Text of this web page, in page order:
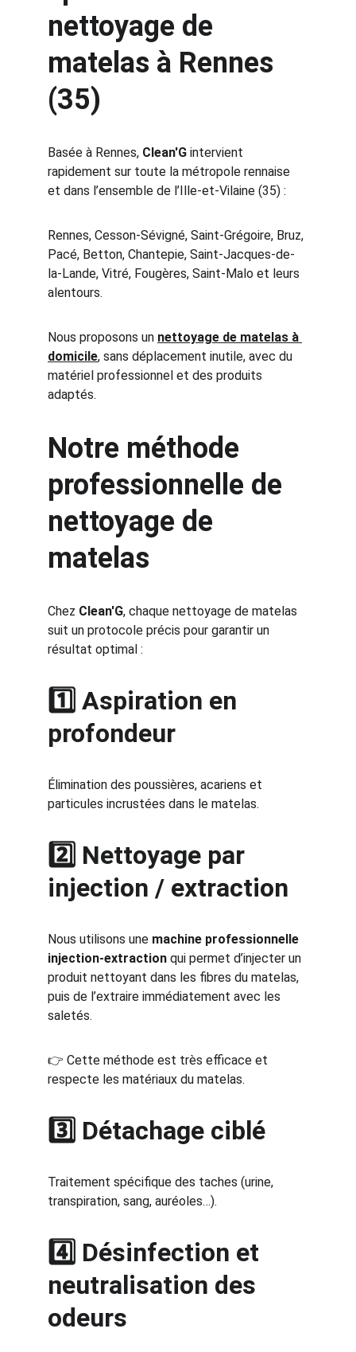
nettoyage de
matelas à Rennes
(35)
Basée à Rennes, Clean'G intervient
rapidement sur toute la métropole rennaise
et dans l’ensemble de l’Ille-et-Vilaine (35) :
Rennes, Cesson-Sévigné, Saint-Grégoire, Bruz,
Pacé, Betton, Chantepie, Saint-Jacques-de-
la-Lande, Vitré, Fougères, Saint-Malo et leurs
alentours.
Nous proposons un nettoyage de matelas à
domicile, sans déplacement inutile, avec du
matériel professionnel et des produits
adaptés.
Notre méthode
professionnelle de
nettoyage de
matelas
Chez Clean'G, chaque nettoyage de matelas
suit un protocole précis pour garantir un
résultat optimal :
1️⃣ Aspiration en
profondeur
Élimination des poussières, acariens et
particules incrustées dans le matelas.
2️⃣ Nettoyage par
injection / extraction
Nous utilisons une machine professionnelle
injection-extraction qui permet d’injecter un
produit nettoyant dans les fibres du matelas,
puis de l’extraire immédiatement avec les
saletés.
👉 Cette méthode est très efficace et
respecte les matériaux du matelas.
3️⃣ Détachage ciblé
Traitement spécifique des taches (urine,
transpiration, sang, auréoles…).
4️⃣ Désinfection et
neutralisation des
odeurs